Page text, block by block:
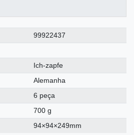
99922437
Ich-zapfe
Alemanha
6 peça
700 g
94×94×249mm